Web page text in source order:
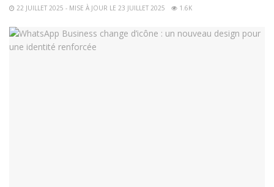
22 JUILLET 2025 - MISE À JOUR LE 23 JUILLET 2025 1.6K